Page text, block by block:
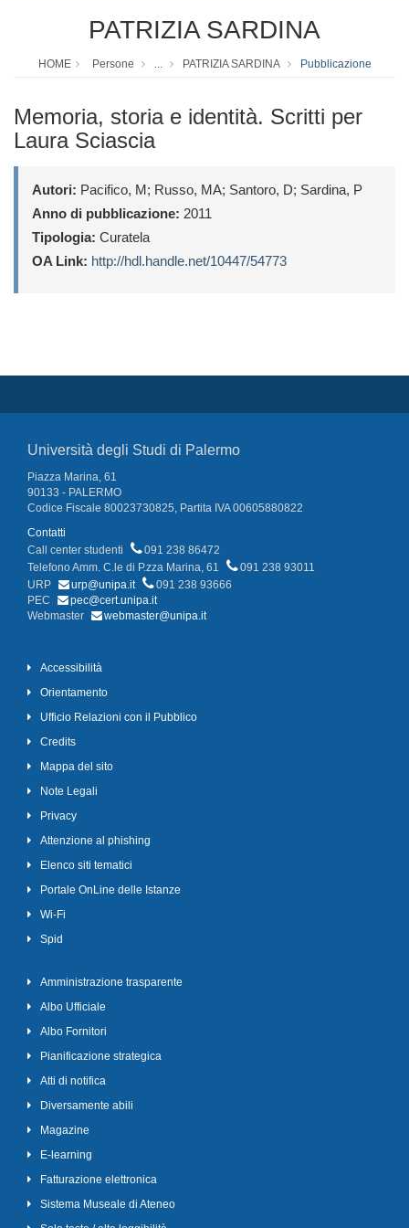
PATRIZIA SARDINA
HOME Persone ... PATRIZIA SARDINA Pubblicazione
Memoria, storia e identità. Scritti per
Laura Sciascia
Autori: Pacifico, M; Russo, MA; Santoro, D; Sardina, P
Anno di pubblicazione: 2011
Tipologia: Curatela
OA Link: http://hdl.handle.net/10447/54773
Università degli Studi di Palermo
Piazza Marina, 61
90133 - PALERMO
Codice Fiscale 80023730825, Partita IVA 00605880822
Contatti
Call center studenti
091 238 86472
Telefono Amm. C.le di P.zza Marina, 61
091 238 93011
URP
urp@unipa.it
091 238 93666
PEC
pec@cert.unipa.it
Webmaster
webmaster@unipa.it
Accessibilità
Orientamento
Ufficio Relazioni con il Pubblico
Credits
Mappa del sito
Note Legali
Privacy
Attenzione al phishing
Elenco siti tematici
Portale OnLine delle Istanze
Wi-Fi
Spid
Amministrazione trasparente
Albo Ufficiale
Albo Fornitori
Pianificazione strategica
Atti di notifica
Diversamente abili
Magazine
E-learning
Fatturazione elettronica
Sistema Museale di Ateneo